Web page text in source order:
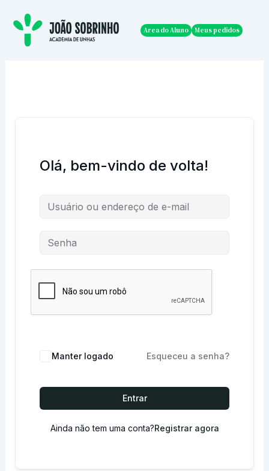
para
conteúdo
Area do Aluno Meus pedidos
Olá, bem-vindo de volta!
Manter logado Esqueceu a senha?
Entrar
Ainda não tem uma conta?Registrar agora